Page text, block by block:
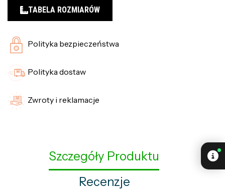
TABELA ROZMIARÓW
Polityka bezpieczeństwa
Polityka dostaw
Zwroty i reklamacje
Szczegóły Produktu
Recenzje